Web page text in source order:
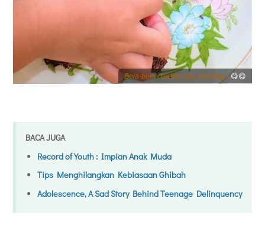
Bola-bola cokelat siap disantap...😋😋
BACA JUGA
Record of Youth : Impian Anak Muda
Tips Menghilangkan Kebiasaan Ghibah
Adolescence, A Sad Story Behind Teenage Delinquency